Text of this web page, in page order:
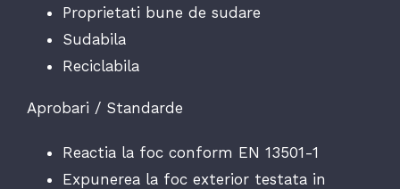
Proprietati bune de sudare
Sudabila
Reciclabila
Aprobari / Standarde
Reactia la foc conform EN 13501-1
Expunerea la foc exterior testata in